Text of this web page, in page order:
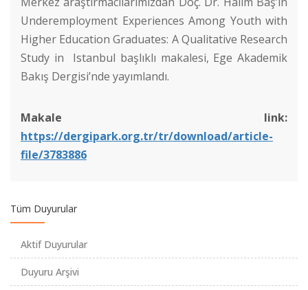
Underemployment Experiences Among Youth with
Higher Education Graduates: A Qualitative Research
Study in Istanbul başlıklı makalesi, Ege Akademik
Bakış Dergisi’nde yayımlandı.
Makale link:
https://dergipark.org.tr/tr/download/article-
file/3783886
Tüm Duyurular
Aktif Duyurular
Duyuru Arşivi
Cinsel İstismara Bütüncül Yaklaşım: Cinsel İstismar Girdabı
Jean Monnet Yaz Seminerleri II
Genç Araştırmacılar Sempozyumu
Kadına Yönelik Şiddetin Önlenmesi: Kavramlar, Veriler ve
Öneriler
Sosyal Bilimciler için Python: Verilerdeki Gizli Kalmış Bilgileri
Anlama